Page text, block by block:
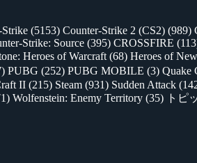
(5153) Counter-Strike 2 (CS2) (989)
Strike: Source (395) CROSSFIRE
Heroes of Warcraft (68) Heroes of
PUBG (252) PUBG MOBILE (3) Quake
II (215) Steam (931) Sudden Attack
Wolfenstein: Enemy Territory (35) トピ